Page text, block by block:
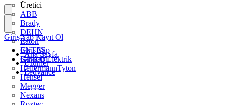
Üretici
ABB
Brady
DEHN
Eaton
ENTES
Günsan Elektrik
HellermannTyton
Hensel
Megger
Nexans
Giriş Yap
Kayıt Ol
Giriş Yap Kayıt Ol
Ana Sayfa
Ürünler
Ledvance